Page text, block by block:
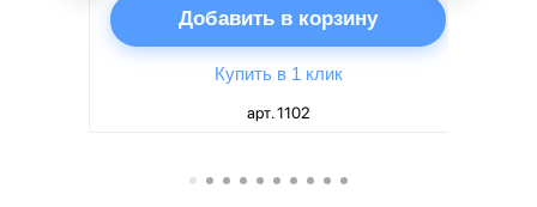
Добавить в корзину
Купить в 1 клик
арт. 1102